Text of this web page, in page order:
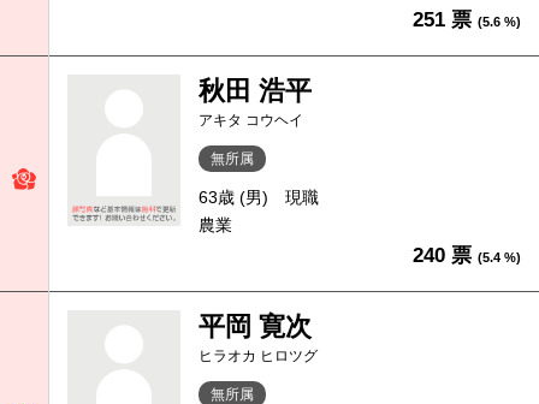
251 票 (5.6 %)
秋田 浩平
アキタ コウヘイ
無所属
63歳 (男)
現職
農業
240 票 (5.4 %)
平岡 寛次
ヒラオカ ヒロツグ
無所属